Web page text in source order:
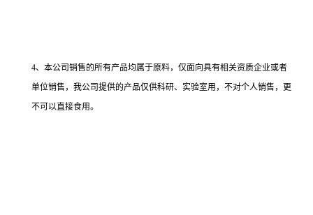
4、本公司销售的所有产品均属于原料，仅面向具有相关资质企业或者
单位销售，我公司提供的产品仅供科研、实验室用，不对个人销售，更
不可以直接食用。